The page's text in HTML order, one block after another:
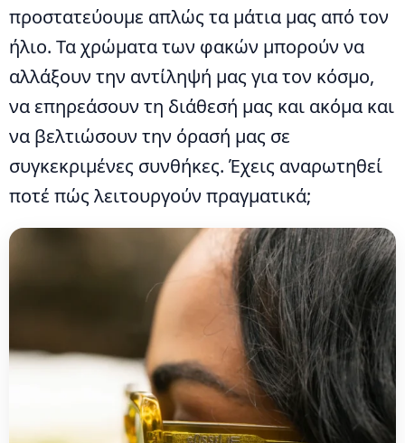
προστατεύουμε απλώς τα μάτια μας από τον
ήλιο. Τα χρώματα των φακών μπορούν να
αλλάξουν την αντίληψή μας για τον κόσμο,
να επηρεάσουν τη διάθεσή μας και ακόμα και
να βελτιώσουν την όρασή μας σε
συγκεκριμένες συνθήκες. Έχεις αναρωτηθεί
ποτέ πώς λειτουργούν πραγματικά;